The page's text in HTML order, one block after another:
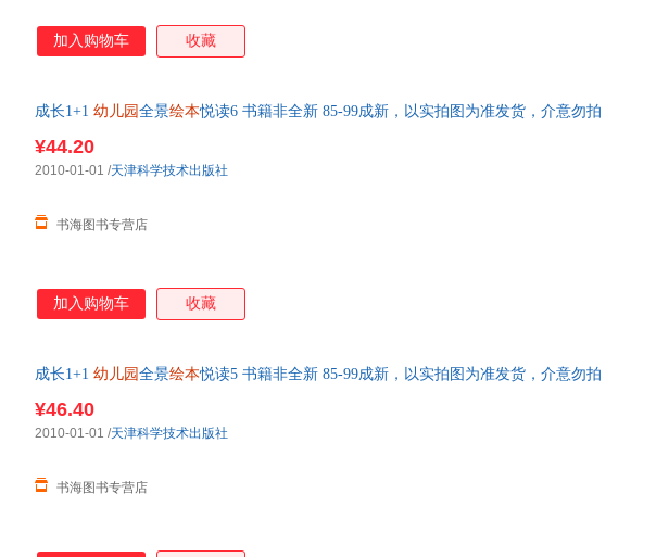
加入购物车 收藏
成长1+1 幼儿园 全景绘本悦读6 书籍非全新 85-99成新，以实拍图为准发货，介意勿拍
¥44.20
书海图书专营店
2010-01-01 /天津科学技术出版社
加入购物车 收藏
成长1+1 幼儿园 全景绘本悦读5 书籍非全新 85-99成新，以实拍图为准发货，介意勿拍
¥46.40
书海图书专营店
2010-01-01 /天津科学技术出版社